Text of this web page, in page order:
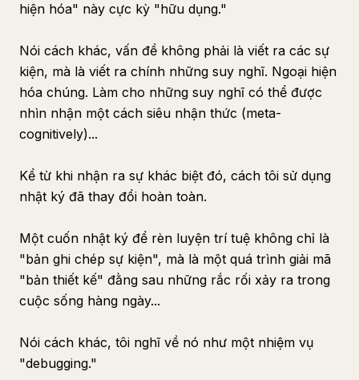
hiện hóa" này cực kỳ "hữu dụng."
Nói cách khác, vấn đề không phải là viết ra các sự
kiện, mà là viết ra chính những suy nghĩ. Ngoại hiện
hóa chúng. Làm cho những suy nghĩ có thể được
nhìn nhận một cách siêu nhận thức (meta-
cognitively)...
Kể từ khi nhận ra sự khác biệt đó, cách tôi sử dụng
nhật ký đã thay đổi hoàn toàn.
Một cuốn nhật ký để rèn luyện trí tuệ không chỉ là
"bản ghi chép sự kiện", mà là một quá trình giải mã
"bản thiết kế" đằng sau những rắc rối xảy ra trong
cuộc sống hàng ngày...
Nói cách khác, tôi nghĩ về nó như một nhiệm vụ
"debugging."